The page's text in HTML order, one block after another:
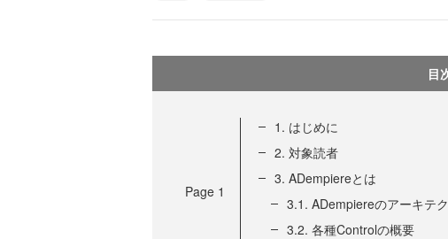
目
Page 1
1. はじめに
2. 対象読者
3. ADempiereとは
3.1. ADempiereのアーキテ
3.2. 各種Controlの概要